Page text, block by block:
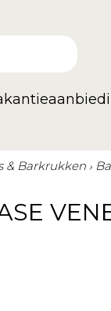
& Barkrukken